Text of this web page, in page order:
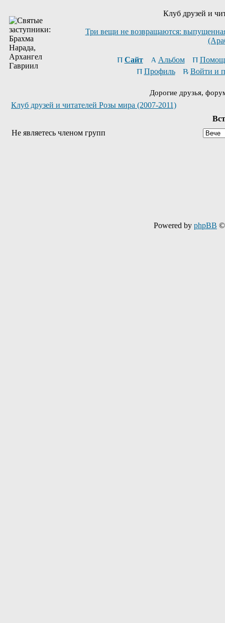
Клуб друзей и
Три вещи не возвращаются:
Сайт Альбом
Профиль
Войти и
Дорогие друзья,
Клуб друзей и читателей Розы мира (2007-2011)
Не являетесь членом групп
Powered by phpBB ©